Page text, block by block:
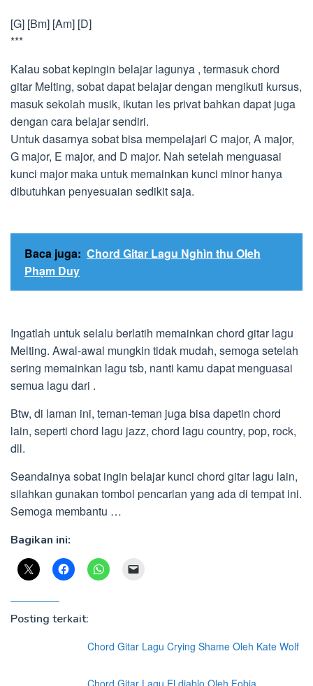
[G] [Bm] [Am] [D]
***
Kalau sobat kepingin belajar lagunya , termasuk chord
gitar Melting, sobat dapat belajar dengan mengikuti kursus,
masuk sekolah musik, ikutan les privat bahkan dapat juga
dengan cara belajar sendiri.
Untuk dasarnya sobat bisa mempelajari C major, A major,
G major, E major, and D major. Nah setelah menguasai
kunci major maka untuk memainkan kunci minor hanya
dibutuhkan penyesuaian sedikit saja.
Baca juga: Chord Gitar Lagu Nghìn thu Oleh
Phạm Duy
Ingatlah untuk selalu berlatih memainkan chord gitar lagu
Melting. Awal-awal mungkin tidak mudah, semoga setelah
sering memainkan lagu tsb, nanti kamu dapat menguasai
semua lagu dari .
Btw, di laman ini, teman-teman juga bisa dapetin chord
lain, seperti chord lagu jazz, chord lagu country, pop, rock,
dll.
Seandainya sobat ingin belajar kunci chord gitar lagu lain,
silahkan gunakan tombol pencarian yang ada di tempat ini.
Semoga membantu …
Bagikan ini:
Posting terkait:
Chord Gitar Lagu Crying Shame Oleh Kate Wolf
Chord Gitar Lagu El diablo Oleh Fobia